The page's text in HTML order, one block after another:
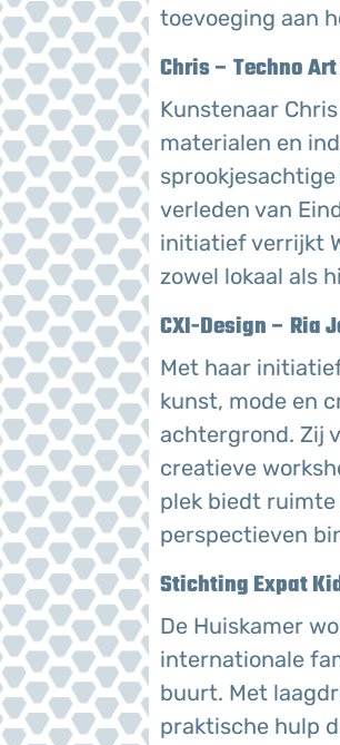
toevoeging aan
Chris – Techno
Kunstenaar
materialen en
verleden van
initiatief verrijkt
zowel lokaal als
CXI-Design – Ria
Met haar
kunst, mode en
achtergrond. Zij
creatieve
plek biedt ruimte
perspectieven
Stichting Expat
De Huiskamer
internationale
buurt. Met
praktische hulp